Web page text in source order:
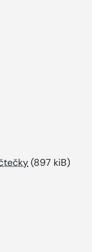
(897 kiB)